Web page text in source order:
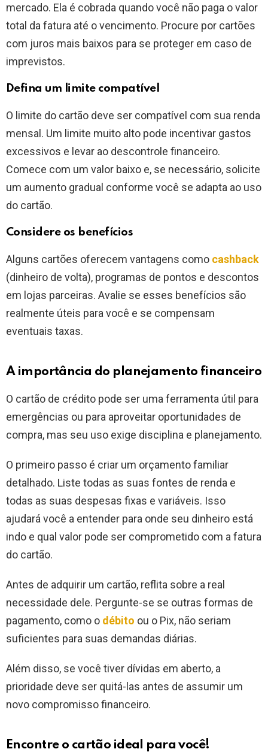
mercado. Ela é cobrada quando você não paga o valor
total da fatura até o vencimento. Procure por cartões
com juros mais baixos para se proteger em caso de
imprevistos.
Defina um limite compatível
O limite do cartão deve ser compatível com sua renda
mensal. Um limite muito alto pode incentivar gastos
excessivos e levar ao descontrole financeiro.
Comece com um valor baixo e, se necessário, solicite
um aumento gradual conforme você se adapta ao uso
do cartão.
Considere os benefícios
Alguns cartões oferecem vantagens como cashback
(dinheiro de volta), programas de pontos e descontos
em lojas parceiras. Avalie se esses benefícios são
realmente úteis para você e se compensam
eventuais taxas.
A importância do planejamento financeiro
O cartão de crédito pode ser uma ferramenta útil para
emergências ou para aproveitar oportunidades de
compra, mas seu uso exige disciplina e planejamento.
O primeiro passo é criar um orçamento familiar
detalhado. Liste todas as suas fontes de renda e
todas as suas despesas fixas e variáveis. Isso
ajudará você a entender para onde seu dinheiro está
indo e qual valor pode ser comprometido com a fatura
do cartão.
Antes de adquirir um cartão, reflita sobre a real
necessidade dele. Pergunte-se se outras formas de
pagamento, como o débito ou o Pix, não seriam
suficientes para suas demandas diárias.
Além disso, se você tiver dívidas em aberto, a
prioridade deve ser quitá-las antes de assumir um
novo compromisso financeiro.
Encontre o cartão ideal para você!